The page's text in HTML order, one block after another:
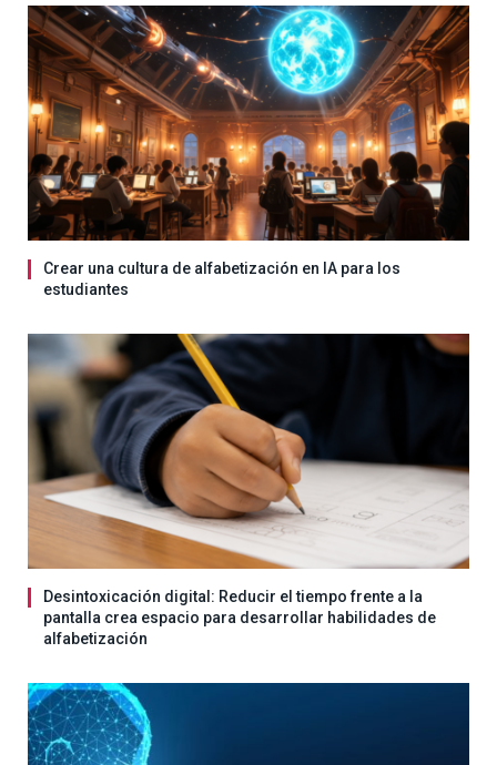
Crear una cultura de alfabetización en IA para los
estudiantes
Desintoxicación digital: Reducir el tiempo frente a la
pantalla crea espacio para desarrollar habilidades de
alfabetización